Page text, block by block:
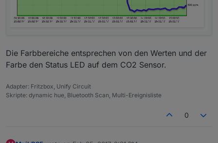
Die Farbbereiche entsprechen von den Werten und der
Farbe den Status LED auf dem CO2 Sensor.
Adapter: Fritzbox, Unify Circuit
Skripte: dynamic hue, Bluetooth Scan, Multi-Ereignisliste
0